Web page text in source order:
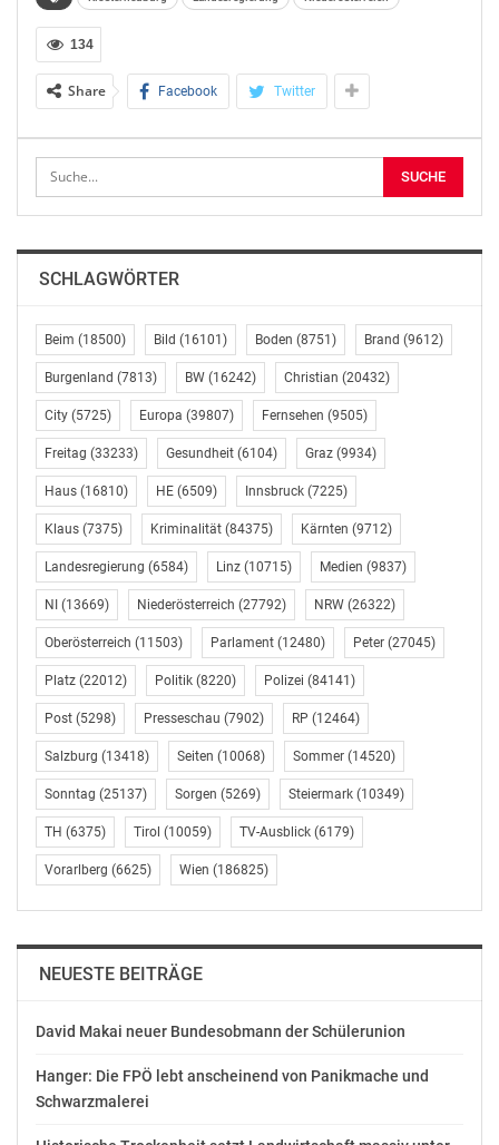
durch. Die Gesamtbaukosten von rund 383.000 Euro
werden vom Land Niederösterreich und der
Stadtgemeinde Klosterneuburg getragen.
Auf Grund der aufgetretenen Risse in der Fahrbahn und
weil Gehsteige nicht in ausreichender Breite vorhanden
Verkehrserfordernissen. Aus diesen Gründen haben der
NÖ Straßendienst und die Stadtgemeinde
Verengung der L 118 mit Engstellenregelung durch eine
elektronische Gegenverkehrsanzeige beschlossen und
damit im betroffenen Bereich die Errichtung
ausreichend breiter Gehsteige möglich gemacht.
Im Engstellenbereich wurde die gesamte
Asphaltkonstruktion auf rund 100 Metern abgefräst
und nach der Umgestaltung wurden eine 18 Zentimeter
starke Tragschicht und eine vier Zentimeter starke
Deckschicht eingebaut. Der restliche Bereich wurde vier
Zentimeter abgefräst und anschließend mit einer vier
Zentimeter starken bituminösen Deckschicht die neue
Fahrbahn wiederhergestellt.
Die Engstelle im Zuge der Neugestaltung wird mit einer
wechselweisen Regelung ausgestattet, die heute um 18
Uhr in Betrieb genommen und kontrolliert wird.
Hauseinfahrten werden ebenfalls mit Info-Signalen
ausgestattet. Aufgrund der Verkehrsfrequenzen in der
Morgenspitzenzeit ist eine verkehrsabhängige Regelung
der Grünzeiten erforderlich. Für eine Verhinderung von
Leander Köhlerweg sorgt eine elektronische
Abstimmung mittels Sonden.
Auf Grund von Forcierungsmaßnahmen durch den NÖ
Straßendienst konnten die umfassenden Arbeiten in
Kritzendorf bereits diese Woche abgeschlossen werden,
134
Share Facebook Twitter
SCHLAGWÖRTER
Beim (18500) Bild (16101) Boden (8751) Brand (9612)
Burgenland (7813) BW (16242) Christian (20432)
City (5725) Europa (39807) Fernsehen (9505)
Freitag (33233) Gesundheit (6104) Graz (9934)
Haus (16810) HE (6509) Innsbruck (7225)
Klaus (7375) Kriminalität (84375) Kärnten (9712)
Landesregierung (6584) Linz (10715) Medien (9837)
NI (13669) Niederösterreich (27792) NRW (26322)
Oberösterreich (11503) Parlament (12480) Peter (27045)
Platz (22012) Politik (8220) Polizei (84141)
Post (5298) Presseschau (7902) RP (12464)
Salzburg (13418) Seiten (10068) Sommer (14520)
Sonntag (25137) Sorgen (5269) Steiermark (10349)
TH (6375) Tirol (10059) TV-Ausblick (6179)
Vorarlberg (6625) Wien (186825)
NEUESTE BEITRÄGE
David Makai neuer Bundesobmann der Schülerunion
Hanger: Die FPÖ lebt anscheinend von Panikmache und
Schwarzmalerei